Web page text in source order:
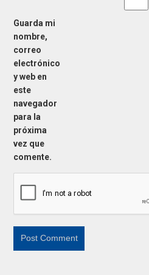
Guarda mi
nombre,
correo
electrónico
y web en
este
navegador
para la
próxima
vez que
comente.